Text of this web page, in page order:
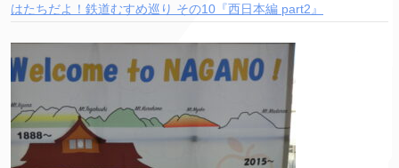
はたちだよ！鉄道むすめ巡り その10『西日本編 part2』